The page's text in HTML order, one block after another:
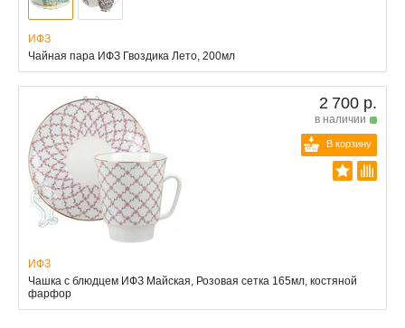
ИФЗ
Чайная пара ИФЗ Гвоздика Лето, 200мл
2 700 р.
в наличии
В корзину
ИФЗ
Чашка с блюдцем ИФЗ Майская, Розовая сетка 165мл, костяной
фарфор